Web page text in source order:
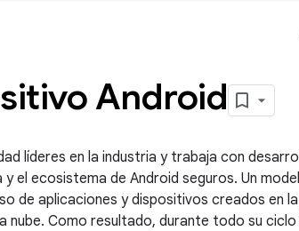
Android
líderes en la industria y trabaja con
el ecosistema de Android seguros. Un
de aplicaciones y dispositivos creados en
nube. Como resultado, durante todo su